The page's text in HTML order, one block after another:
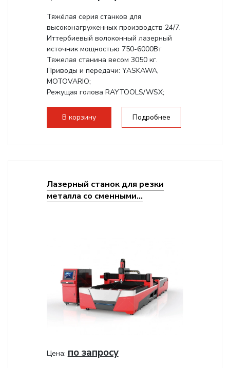
Тяжёлая серия станков для
высоконагруженных производств 24/7.
Иттербиевый волоконный лазерный
источник мощностью 750-6000Вт
Тяжелая станина весом 3050 кг.
Приводы и передачи: YASKAWA,
MOTOVARIO;
Режущая голова RAYTOOLS/WSX;
В корзину Подробнее
Лазерный станок для резки
металла со сменными...
Цена: по запросу